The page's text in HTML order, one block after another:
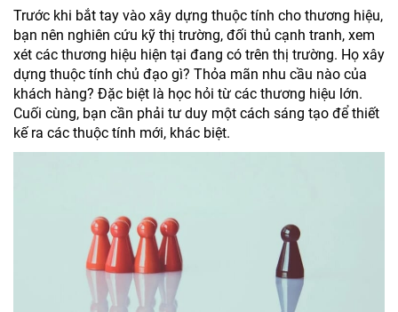
Trước khi bắt tay vào xây dựng thuộc tính cho thương hiệu,
bạn nên nghiên cứu kỹ thị trường, đối thủ cạnh tranh, xem
xét các thương hiệu hiện tại đang có trên thị trường. Họ xây
dựng thuộc tính chủ đạo gì? Thỏa mãn nhu cầu nào của
khách hàng? Đặc biệt là học hỏi từ các thương hiệu lớn.
Cuối cùng, bạn cần phải tư duy một cách sáng tạo để thiết
kế ra các thuộc tính mới, khác biệt.